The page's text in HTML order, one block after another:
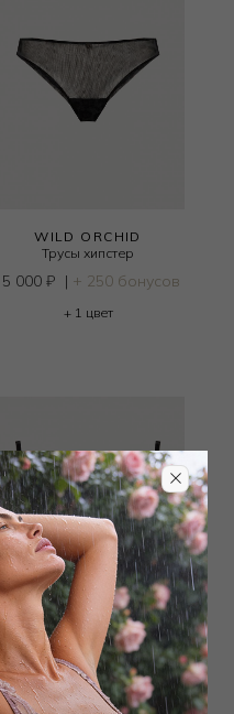
WILD ORCHID
Трусы хипстер
5 000 ₽ | + 250 бонусов
+ 1 цвет
WILD ORCHID
Бюстгальтер классический